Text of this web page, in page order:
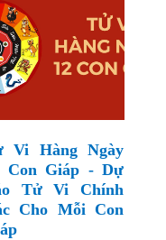
Vi Hàng Ngày
Con Giáp - Dự
Tử Vi Chính
Cho Mỗi Con